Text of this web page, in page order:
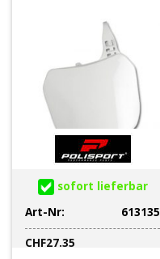
sofort lieferbar
Art-Nr:
613135
CHF27.35